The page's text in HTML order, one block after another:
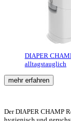
DIAPER
alltagstauglich
mehr erfahren
Der DIAPER CHAMP